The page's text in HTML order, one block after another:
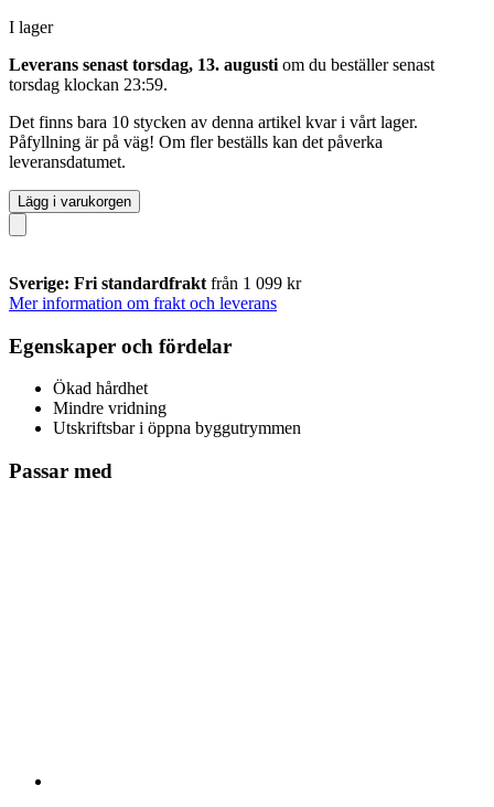
I lager
Leverans senast torsdag, 13. augusti om du beställer senast
torsdag klockan 23:59.
Det finns bara 10 stycken av denna artikel kvar i vårt lager.
Påfyllning är på väg! Om fler beställs kan det påverka
leveransdatumet.
Lägg i varukorgen
Sverige: Fri standardfrakt från 1 099 kr
Mer information om frakt och leverans
Egenskaper och fördelar
Ökad hårdhet
Mindre vridning
Utskriftsbar i öppna byggutrymmen
Passar med